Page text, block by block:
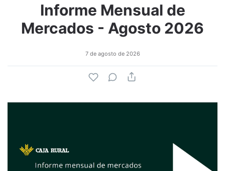
Informe Mensual de
Mercados - Agosto 2026
7 de agosto de 2026